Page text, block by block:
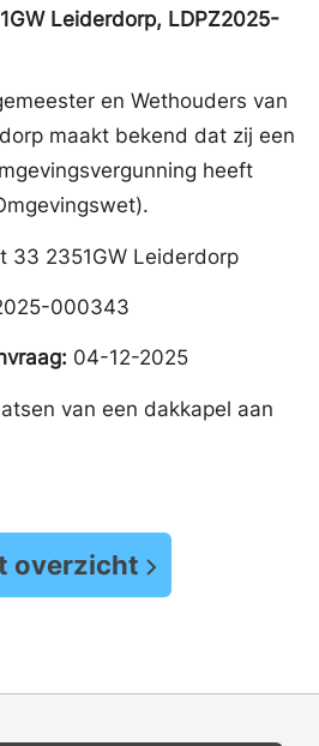
Leiderdorp, LDPZ2025-
en Wethouders van
maakt bekend dat zij een
heeft
33 2351GW Leiderdorp
000343
04-12-2025
van een dakkapel aan
overzicht